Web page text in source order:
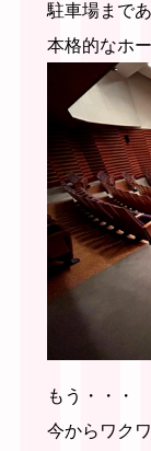
駐車場まで
本格的なホ
もう・・・
今からワク